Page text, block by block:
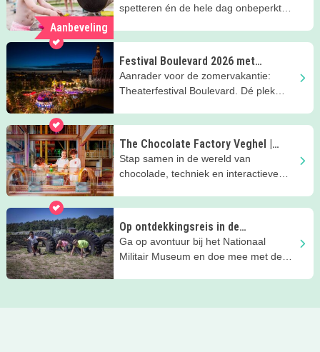
Aanbeveling
spetteren én de hele dag onbeperkt
Festival Boulevard 2026 met
kinderen in Den Bosch
Aanrader voor de zomervakantie:
Theaterfestival Boulevard. Dé plek
The Chocolate Factory Veghel |
Zomervakantie met kinderen
Stap samen in de wereld van
chocolade, techniek en interactieve
Op ontdekkingsreis in de
zomervakantie
Ga op avontuur bij het Nationaal
Militair Museum en doe mee met de